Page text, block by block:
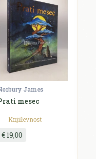
James
mesec
Književnost
€ 19,00